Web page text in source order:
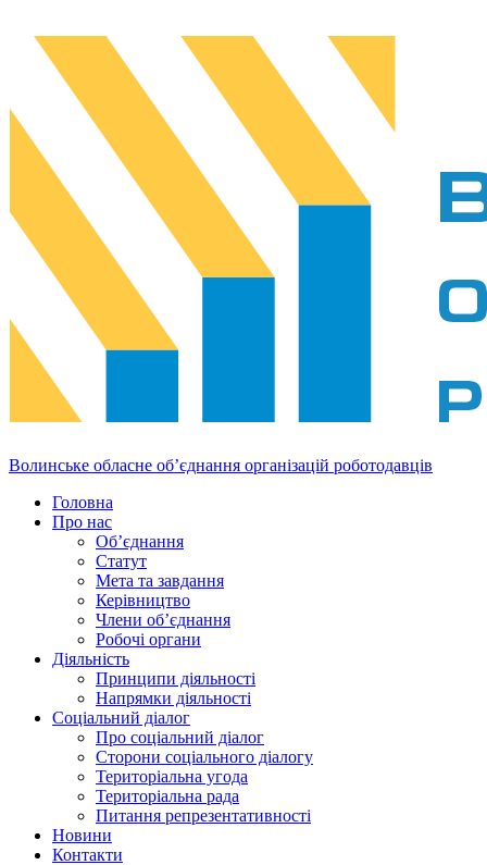
Волинське обласне об’єднання організацій роботодавців
Головна
Про нас
Об’єднання
Статут
Мета та завдання
Керівництво
Члени об’єднання
Робочі органи
Діяльність
Принципи діяльності
Напрямки діяльності
Соціальний діалог
Про соціальний діалог
Сторони соціального діалогу
Територіальна угода
Територіальна рада
Питання репрезентативності
Новини
Контакти